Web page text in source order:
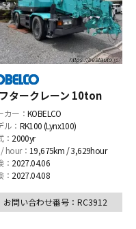
タークレーン 10ton
カー： KOBELCO
ル： RK100 (Lynx100)
： 2000yr
hour： 19,675km / 3,629hour
： 2027.04.06
： 2027.04.08
お問い合わせ番号：RC3912